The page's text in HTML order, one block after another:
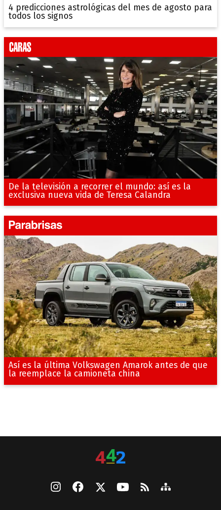
4 predicciones astrológicas del mes de agosto para
todos los signos
De la televisión a recorrer el mundo: así es la
exclusiva nueva vida de Teresa Calandra
Así es la última Volkswagen Amarok antes de que
la reemplace la camioneta china